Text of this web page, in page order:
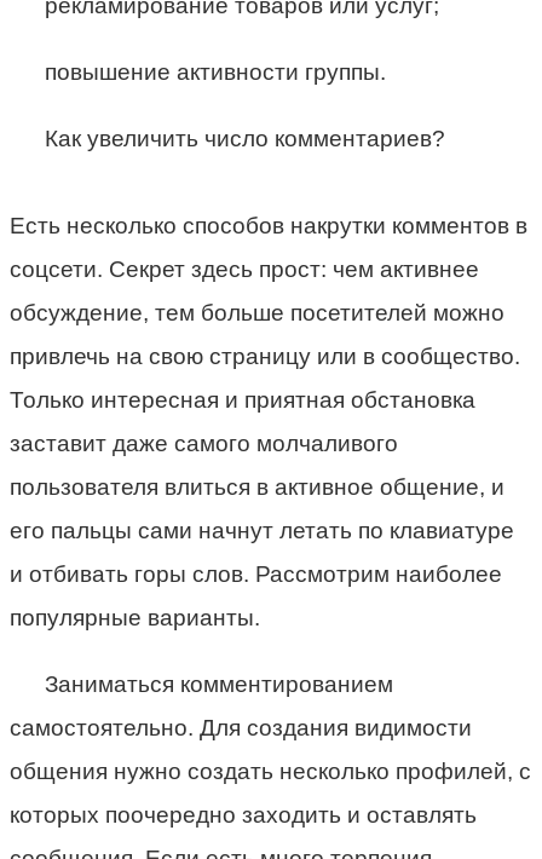
рекламирование товаров или услуг;
повышение активности группы.
Как увеличить число комментариев?
Есть несколько способов накрутки комментов в
соцсети. Секрет здесь прост: чем активнее
обсуждение, тем больше посетителей можно
привлечь на свою страницу или в сообщество.
Только интересная и приятная обстановка
заставит даже самого молчаливого
пользователя влиться в активное общение, и
его пальцы сами начнут летать по клавиатуре
и отбивать горы слов. Рассмотрим наиболее
популярные варианты.
Заниматься комментированием
самостоятельно. Для создания видимости
общения нужно создать несколько профилей, с
которых поочередно заходить и оставлять